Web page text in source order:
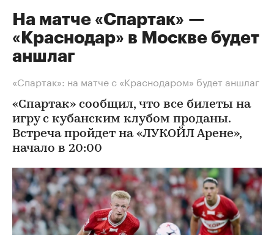
На матче «Спартак» —
«Краснодар» в Москве будет
аншлаг
«Спартак»: на матче с «Краснодаром» будет аншлаг
«Спартак» сообщил, что все билеты на
игру с кубанским клубом проданы.
Встреча пройдет на «ЛУКОЙЛ Арене»,
начало в 20:00